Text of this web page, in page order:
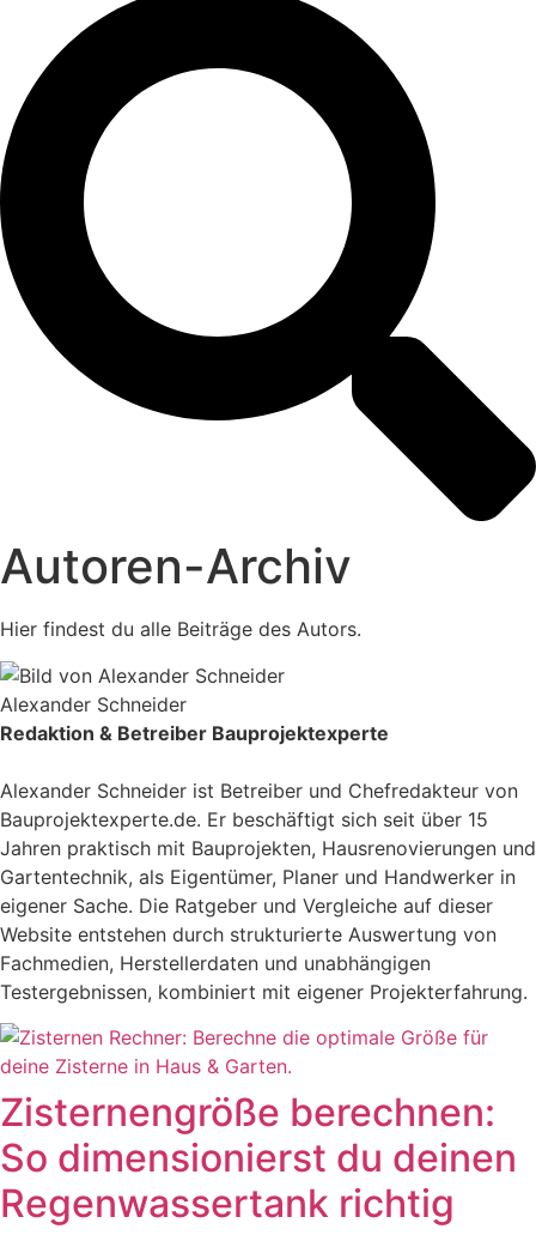
Autoren-Archiv
Hier findest du alle Beiträge des Autors.
Alexander Schneider
Redaktion & Betreiber Bauprojektexperte
Alexander Schneider ist Betreiber und Chefredakteur von
Bauprojektexperte.de. Er beschäftigt sich seit über 15
Jahren praktisch mit Bauprojekten, Hausrenovierungen und
Gartentechnik, als Eigentümer, Planer und Handwerker in
eigener Sache. Die Ratgeber und Vergleiche auf dieser
Website entstehen durch strukturierte Auswertung von
Fachmedien, Herstellerdaten und unabhängigen
Testergebnissen, kombiniert mit eigener Projekterfahrung.
Zisternengröße berechnen:
So dimensionierst du deinen
Regenwassertank richtig